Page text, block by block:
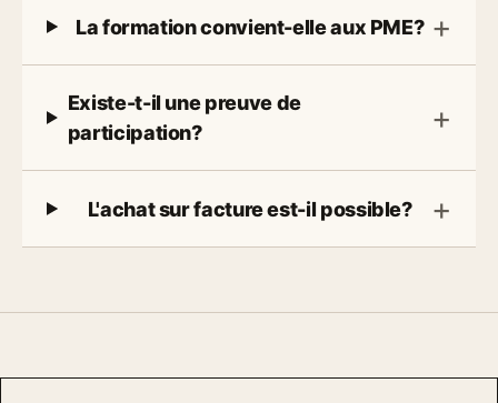
La formation convient-elle aux PME?
Existe-t-il une preuve de
participation?
L'achat sur facture est-il possible?